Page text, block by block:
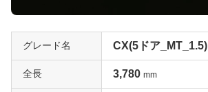
グレード名 CX(5ドア_MT_1.5)
全長 3,780 mm